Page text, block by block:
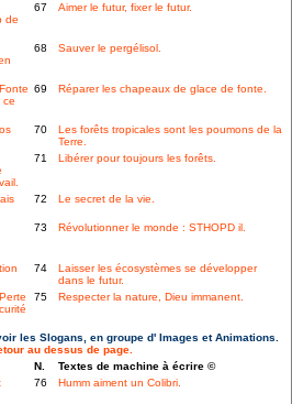
de
67 Aimer le futur, fixer le futur.
68 Sauver le pergélisol.
ce
69 Réparer les chapeaux de glace de fonte.
70
Les forêts tropicales sont les poumons de la
Terre.
71 Libérer pour toujours les forêts.
72 Le secret de la vie.
73 Révolutionner le monde : STHOPD il.
74
Laisser les écosystèmes se développer
dans le futur.
75 Respecter la nature, Dieu immanent.
les Slogans, en groupe d' Images et Animations.
au dessus de page.
N.
Textes de machine à écrire ©
76 Humm aiment un Colibri.